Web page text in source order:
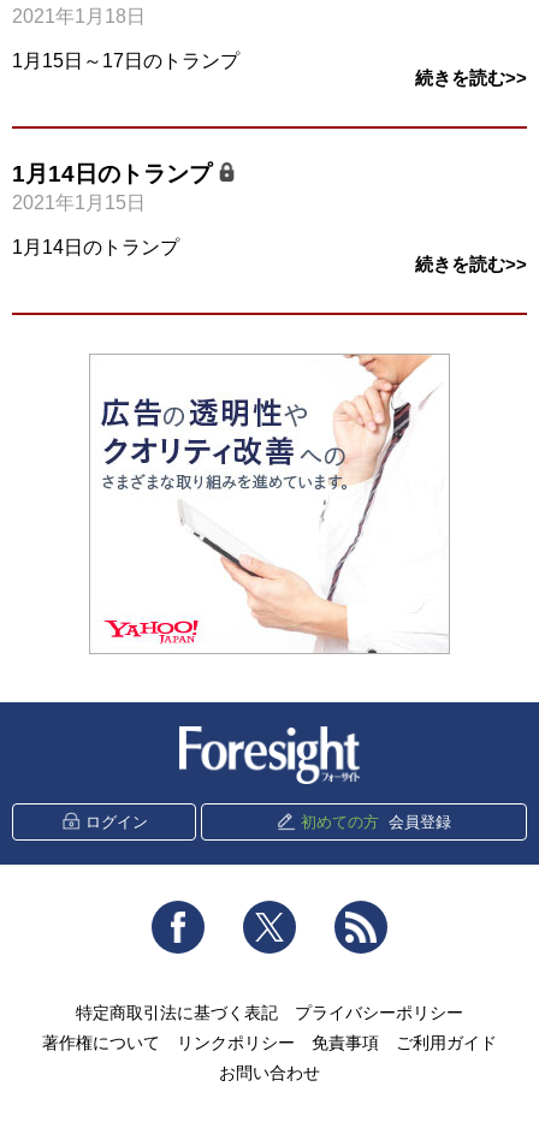
2021年1月18日
1月15日～17日のトランプ
続きを読む>>
1月14日のトランプ
2021年1月15日
1月14日のトランプ
続きを読む>>
ログイン 初めての方 会員登録
Facebook Twitter
特定商取引法に基づく表記
プライバシーポリシー
著作権について
リンクポリシー 免責事項
ご利用ガイド
お問い合わせ